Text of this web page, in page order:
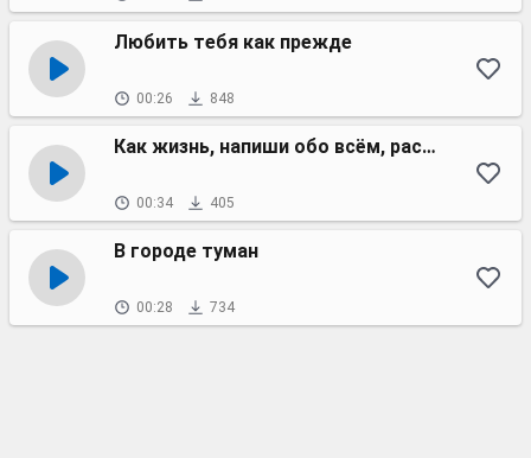
Любить тебя как прежде
00:26 848
Как жизнь, напиши обо всём, расскажи
00:34 405
В городе туман
00:28 734